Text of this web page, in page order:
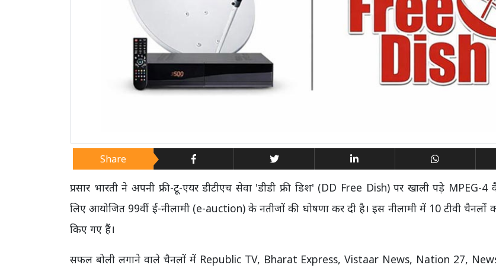
Share
प्रसार भारती ने अपनी फ्री-टू-एयर डीटीएच सेवा 'डीडी फ्री डिश' (DD Free Dish) पर खाली पड़े MPEG-
लिए आयोजित 99वीं ई-नीलामी (e-auction) के नतीजों की घोषणा कर दी है। इस नीलामी में 10 टीवी चैनलों
किए गए हैं।
सफल बोली लगाने वाले चैनलों में Republic TV, Bharat Express, Vistaar News, Nation 27,